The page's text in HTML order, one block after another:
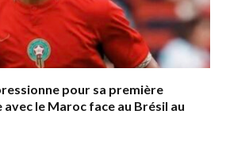
pour sa première
le Maroc face au Brésil au